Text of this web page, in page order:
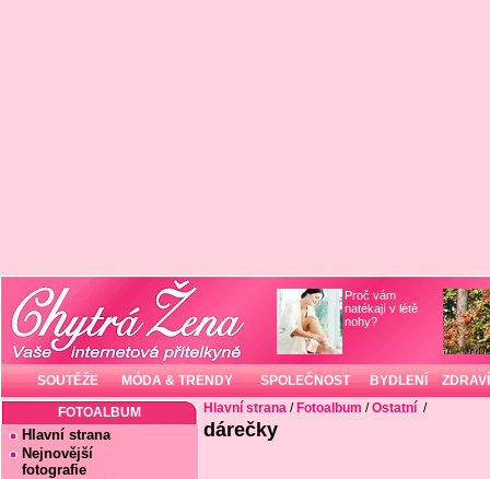
Proč vám
natékají v létě
nohy?
SOUTĚŽE MÓDA & TRENDY SPOLEČNOST BYDLENÍ ZDRAVÍ
FOTOALBUM
Hlavní strana
Nejnovější
fotografie
Hlavní strana / Fotoalbum /Ostatní /
dárečky